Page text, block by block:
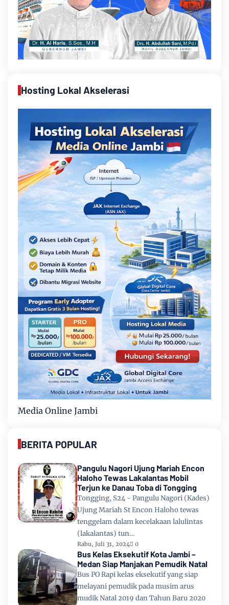
Hosting Lokal Akselerasi
Media Online Jambi
BERITA POPULAR
Pangulu Nagori Ujung Mariah Encon
Haloho Tewas Lakalantas Mobil
Terjun ke Danau Toba di Tongging
Tongging, S24 - Pangulu Nagori (Kades)
Ujung Mariah St Encon Haloho tewas
tenggelam dalam kecelakaan lalulintas
(lakalantas) tun…
Rabu, Juli 31, 2024 0
Bus Kelas Eksekutif Kota Jambi –
Medan Siap Manjakan Pemudik Natal
Bus PO Rapi kelas eksekutif yang siap
melayani pemudik pada musim arus
mudik Natal 2019 dan Tahun Baru 2020